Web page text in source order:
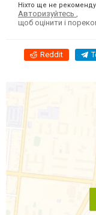
Ніхто ще не
Авторизуйтесь
щоб оцінити і
Reddit